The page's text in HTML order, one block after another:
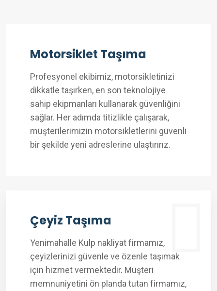
Motorsiklet Taşıma
Profesyonel ekibimiz, motorsikletinizi
dikkatle taşırken, en son teknolojiye
sahip ekipmanları kullanarak güvenliğini
sağlar. Her adımda titizlikle çalışarak,
müşterilerimizin motorsikletlerini güvenli
bir şekilde yeni adreslerine ulaştırırız.
Çeyiz Taşıma
Yenimahalle Kulp nakliyat firmamız,
çeyizlerinizi güvenle ve özenle taşımak
için hizmet vermektedir. Müşteri
memnuniyetini ön planda tutan firmamız,